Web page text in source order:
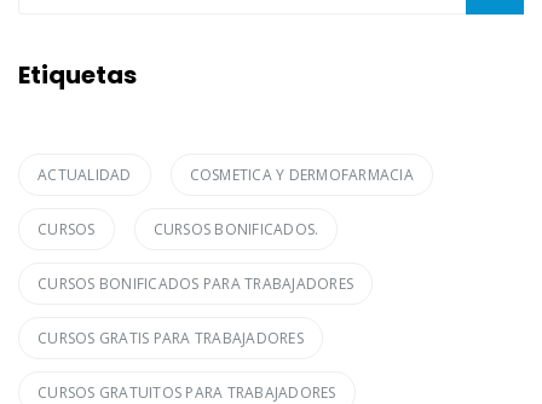
Etiquetas
ACTUALIDAD COSMETICA Y DERMOFARMACIA
CURSOS CURSOS BONIFICADOS.
CURSOS BONIFICADOS PARA TRABAJADORES
CURSOS GRATIS PARA TRABAJADORES
CURSOS GRATUITOS PARA TRABAJADORES